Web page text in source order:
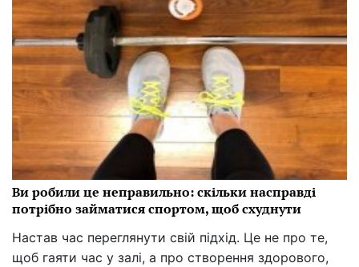
Ви робили це неправильно: скільки насправді
потрібно займатися спортом, щоб схуднути
Настав час переглянути свій підхід. Це не про те,
щоб гаяти час у залі, а про створення здорового,